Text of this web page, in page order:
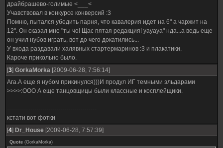
драйбрашево-голимые <___<
Учавствовал в конкурсе конверсий :3
Помню, пытался убедить парня, что кавалерия идет на 6" а чаржит на
12". Он сказал мне "ты чо! Щас пятая редакция! уауауа" нда...а ведь еще
он учил нубов играть, вот до чего докатились...
У входа раздавали халявных стартермаринов :3 и плакатики.
Кароче прикольно было.
[3] GorkaMorka [2009-06-28, 7:56:14]
Ага.А еще я нубом прикинулся)))И продул ИГ темными эльдарами
>>>>:ООО А еще танцовщицы были классные и косплейщики.
---------------------------------------------
кстати вот фотки
[4] Dr_House [2009-06-28, 7:57:39]
Quote (GorkaMorka)